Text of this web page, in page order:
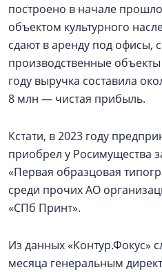
построено в начале
объектом культурного
сдают в аренду под офисы,
производственные
году выручка составила
8 млн — чистая прибыль.
Кстати, в 2023 году
приобрел у Росимущества
«Первая образцовая
среди прочих АО
«СПб Принт».
Из данных «Контур.Фокус»
месяца генеральным